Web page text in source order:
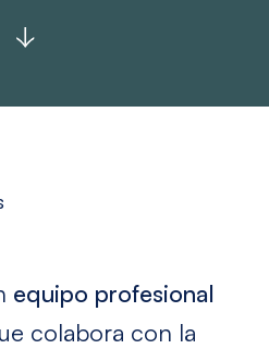
equipo profesional
colabora con la